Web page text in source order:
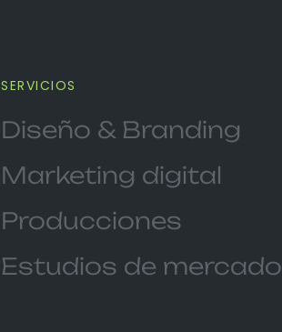
SERVICIOS
Diseño & Branding
Marketing digital
Producciones
Estudios de mercado